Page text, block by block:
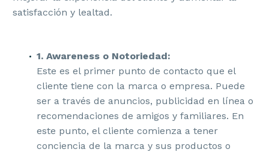
satisfacción y lealtad.
1. Awareness o Notoriedad:
Este es el primer punto de contacto que el
cliente tiene con la marca o empresa. Puede
ser a través de anuncios, publicidad en línea o
recomendaciones de amigos y familiares. En
este punto, el cliente comienza a tener
conciencia de la marca y sus productos o